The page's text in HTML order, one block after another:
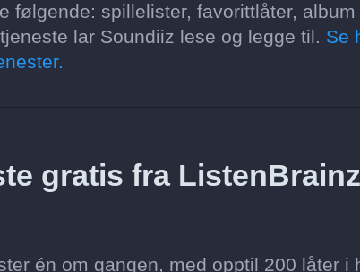
følgende: spillelister, favorittlåter, album
lar Soundiiz lese og legge til. Se
gratis fra
én om gangen, med opptil 200 låter i